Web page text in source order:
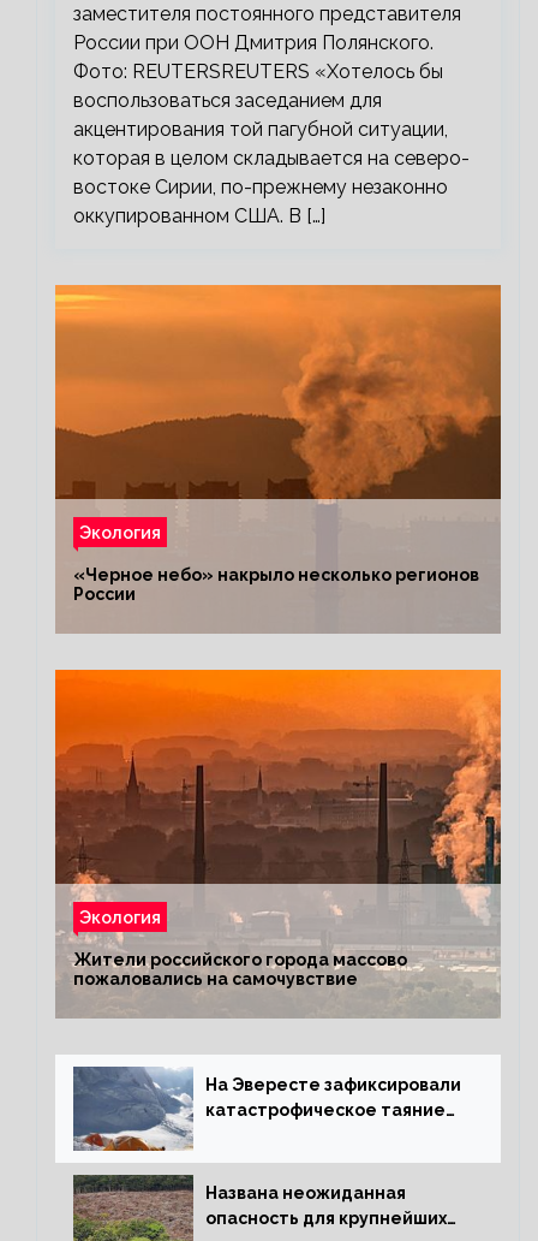
заместителя постоянного представителя
России при ООН Дмитрия Полянского.
Фото: REUTERSREUTERS «Хотелось бы
воспользоваться заседанием для
акцентирования той пагубной ситуации,
которая в целом складывается на северо-
востоке Сирии, по-прежнему незаконно
оккупированном США. В […]
Экология
«Черное небо» накрыло несколько регионов
России
Экология
Жители российского города массово
пожаловались на самочувствие
На Эвересте зафиксировали
катастрофическое таяние
Названа неожиданная
опасность для крупнейших